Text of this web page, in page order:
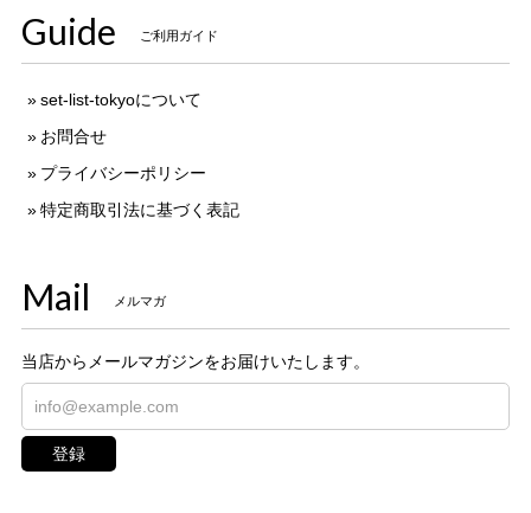
Guide ご利用ガイド
set-list-tokyoについて
お問合せ
プライバシーポリシー
特定商取引法に基づく表記
Mail メルマガ
当店からメールマガジンをお届けいたします。
登録